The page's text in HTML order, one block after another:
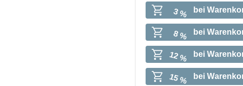
3 % bei
8 % bei
12 % bei
15 % bei